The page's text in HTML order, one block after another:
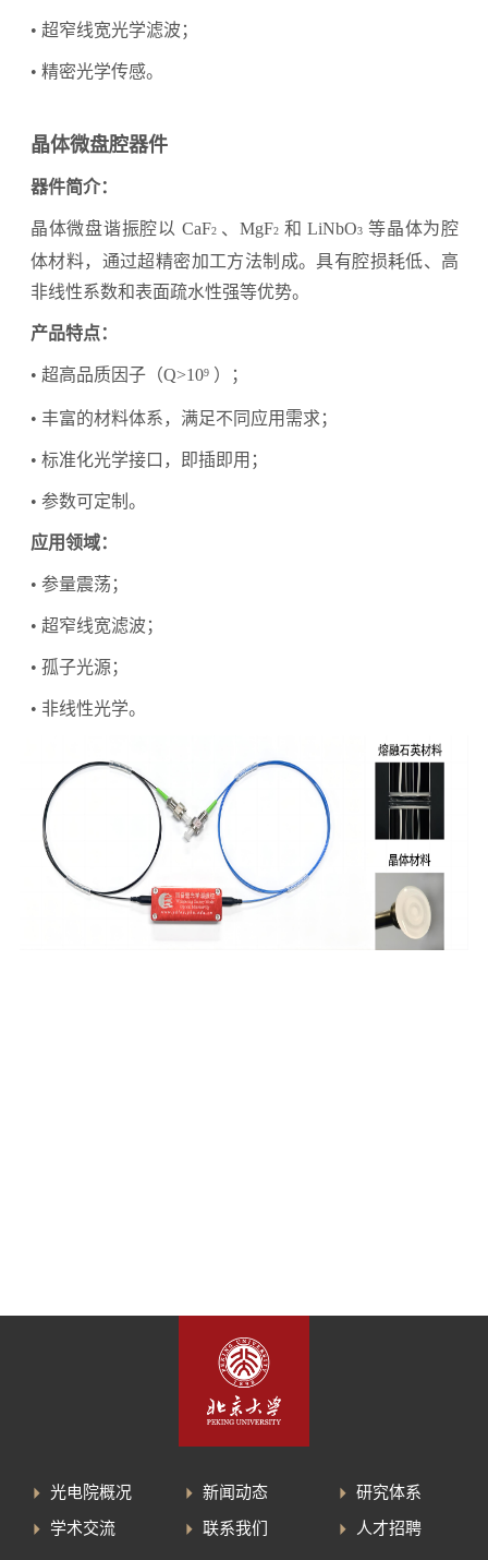
• 超窄线宽光学滤波；
• 精密光学传感。
晶体微盘腔器件
器件简介：
晶体微盘谐振腔以 CaF2、MgF2 和 LiNbO3 等晶体为腔
体材料，通过超精密加工方法制成。具有腔损耗低、高
非线性系数和表面疏水性强等优势。
产品特点：
• 超高品质因子（Q>109）；
• 丰富的材料体系，满足不同应用需求；
• 标准化光学接口，即插即用；
• 参数可定制。
应用领域：
• 参量震荡；
• 超窄线宽滤波；
• 孤子光源；
• 非线性光学。
光电院概况 新闻动态
研究体系
学术交流
联系我们 人才招聘